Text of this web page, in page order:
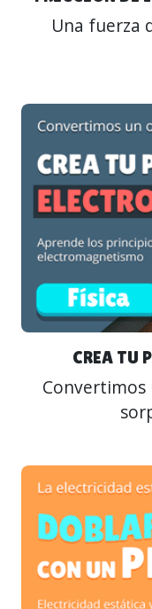
Una fuerza
CREA TU